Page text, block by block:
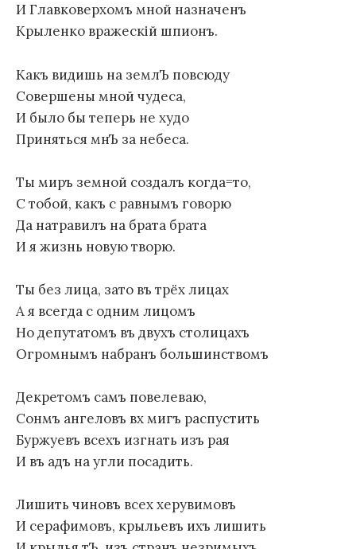
И Главковерхомъ мной назначенъ
Крыленко вражескiй шпионъ.
Какъ видишь на землЪ повсюду
Совершены мной чудеса,
И было бы теперь не худо
Приняться мнЪ за небеса.
Ты миръ земной создалъ когда=то,
С тобой, какъ с равнымъ говорю
Да натравилъ на брата брата
И я жизнь новую творю.
Ты без лица, зато въ трёх лицах
А я всегда с одним лицомъ
Но депутатомъ въ двухъ столицахъ
Огромнымъ набранъ большинствомъ
Декретомъ самъ повелеваю,
Сонмъ ангеловъ вх мигъ распустить
Буржуевъ всехъ изгнать изъ рая
И въ адъ на угли посадить.
Лишить чиновъ всех херувимовъ
И серафимовъ, крыльевъ ихъ лишить